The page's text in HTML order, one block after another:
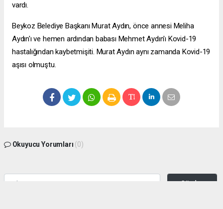
vardı.
Beykoz Belediye Başkanı Murat Aydın, önce annesi Meliha
Aydın'ı ve hemen ardından babası Mehmet Aydın'ı Kovid-19
hastalığından kaybetmişiti. Murat Aydın aynı zamanda Kovid-19
aşısı olmuştu.
Okuyucu Yorumları (0)
Gönder